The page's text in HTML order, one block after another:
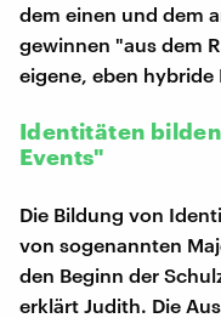
dem einen und dem
gewinnen "aus dem
eigene, eben
Identitäten
Events"
Die Bildung von
von sogenannten
den Beginn der
erklärt Judith. Die